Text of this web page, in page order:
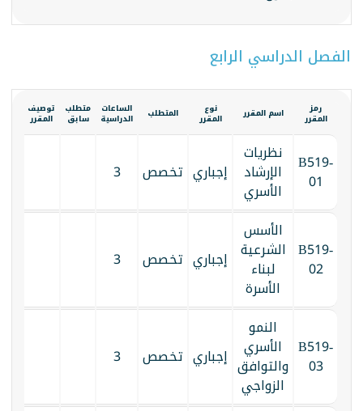
الفصل الدراسي الرابع
رمز
المقرر اسم المقرر نوع
المقرر المتطلب الساعات
الدراسية
متطلب
سابق
توصيف
المقرر
B519-
01
نظريات
الإرشاد
الأسري
إجباري تخصص 3
B519-
02
الأسس
الشرعية
لبناء
الأسرة
إجباري تخصص 3
B519-
03
النمو
الأسري
والتوافق
الزواجي
إجباري تخصص 3